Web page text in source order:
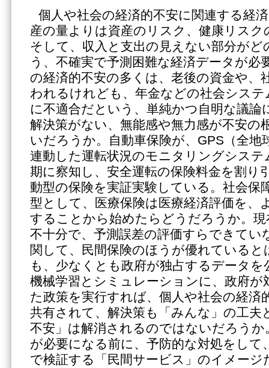
個人や社会の経済的不安に関連する経
産の量よりは資産のリスク、健康リスク
そして、収入と支出の見えない部分が
う、不確実で予測困難な経済データが必
の経済的不安の多くは、老後の資金や、
われるけれども、年金などの社会システ
に不適合だという、単純かつ自明な議論
解決策がない、無能感や無力感が不安の
いだろうか。自動車保険が、GPS（全地
連動した運転状況のモニタリングシステ
期に察知し、安全運転の保険料金を割り
動型の保険を実証実験している。社会保
型として、医療保険は医療経済評価を、
することから始めたらどうだろうか。
不十分で、予測誤差の評価すらできてい
関して、民間保険のほうが優れている
も、少なくとも政府が独占するデータ
機械学習とシミュレーションに、政府が
た政策を実行すれば、個人や社会の経済
共有されて、解決策も「みんな」の工夫
不安」は解消されるのではないだろうか
が必要になる前に、予防的な対処をして
で検証する「民間サービス」のイメージ